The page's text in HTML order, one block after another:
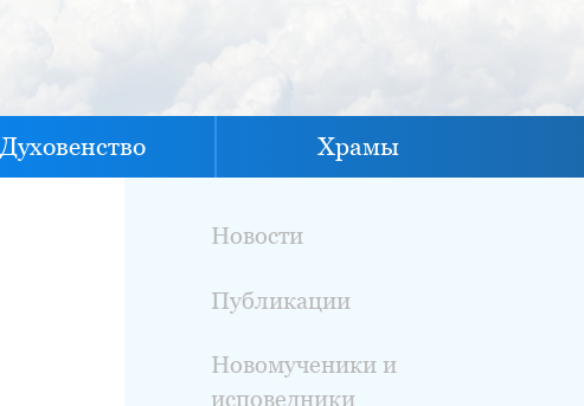
Духовенство Храмы
Новости
Публикации
Новомученики и
исповедники